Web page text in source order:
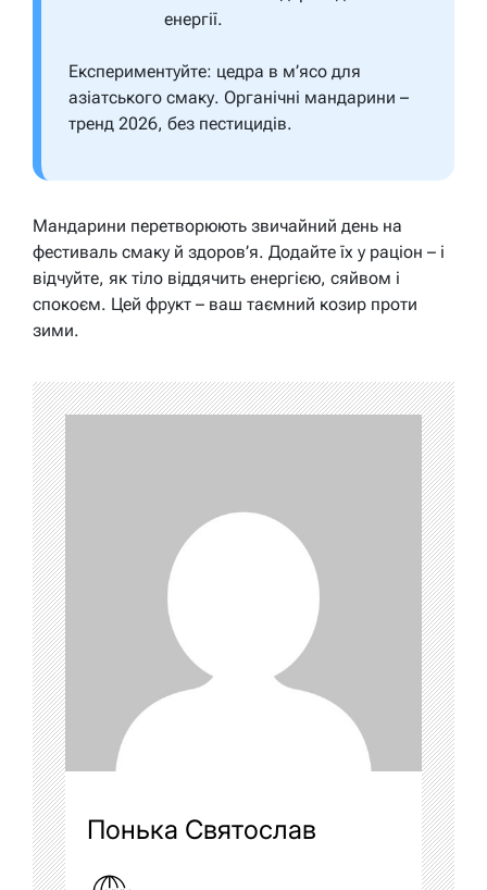
енергії.
Експериментуйте: цедра в м’ясо для
азіатського смаку. Органічні мандарини –
тренд 2026, без пестицидів.
Мандарини перетворюють звичайний день на
фестиваль смаку й здоров’я. Додайте їх у раціон – і
відчуйте, як тіло віддячить енергією, сяйвом і
спокоєм. Цей фрукт – ваш таємний козир проти
зими.
Понька Святослав